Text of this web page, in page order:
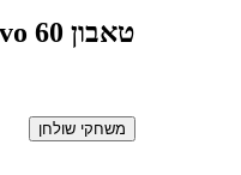
טאבון Bravo 60 שחור
משחקי שולחן